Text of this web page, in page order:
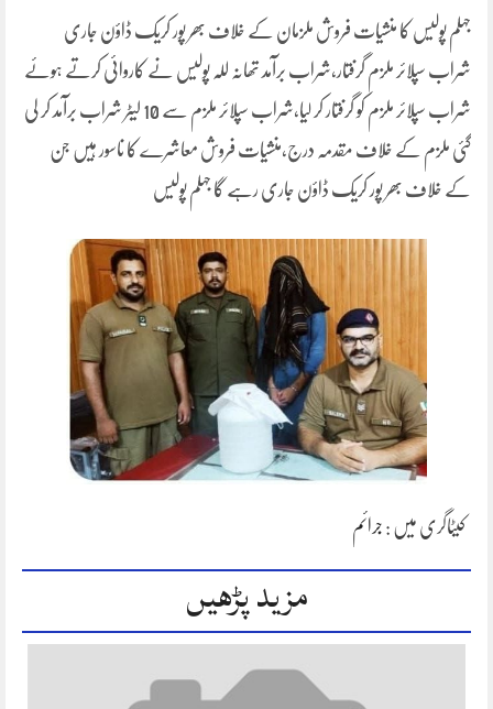
جہلم پولیس کا منشیات فروش ملزمان کے خلاف بھر پور کریک ڈاؤن جاری
شراب سپلائر ملزم گرفتار،شراب برآمد تھانہ للہ پولیس نے کاروائی کرتے ہوئے
شراب سپلائر ملزم کو گرفتار کر لیا،شراب سپلائر ملزم سے 10 لیٹر شراب برآمد کر لی
گئی ملزم کے خلاف مقدمہ درج،منشیات فروش معاشرے کا ناسور ہیں جن
کے خلاف بھر پور کریک ڈاؤن جاری رہے گا جہلم پولیس
کیٹاگری میں : جرائم
مزید پڑھیں